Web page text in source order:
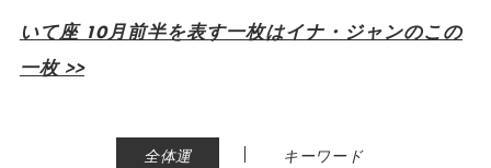
いて座 10月前半を表す一枚はイナ・ジャンのこの
一枚 >>
全体運 | キーワード